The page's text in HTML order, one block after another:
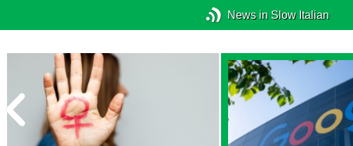
News in Slow Italian